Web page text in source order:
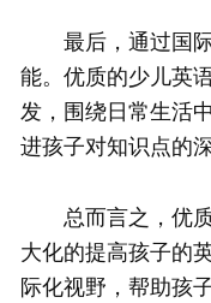
最后，通过国际
能。优质的少儿英
发，围绕日常生活
进孩子对知识点的
总而言之，优质
大化的提高孩子的
际化视野，帮助孩